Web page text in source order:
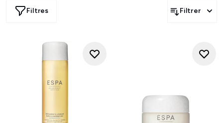
Filtres Filtrer